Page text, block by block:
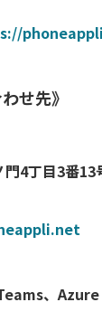
せ先》
4丁目3番
、Azure